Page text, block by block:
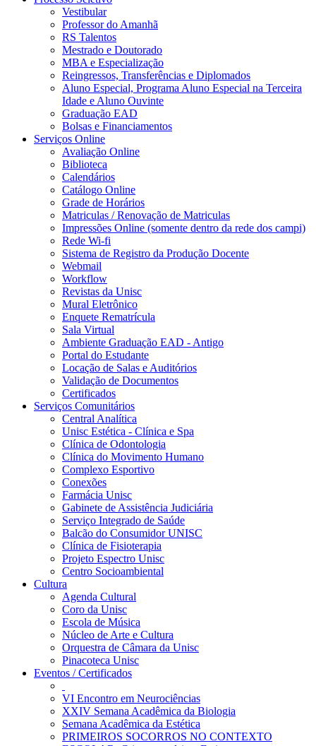
Vestibular
Professor do Amanhã
RS Talentos
Mestrado e Doutorado
MBA e Especialização
Reingressos, Transferências e Diplomados
Aluno Especial, Programa Aluno Especial na Terceira
Idade e Aluno Ouvinte
Graduação EAD
Bolsas e Financiamentos
Serviços Online
Avaliação Online
Biblioteca
Calendários
Catálogo Online
Grade de Horários
Matriculas / Renovação de Matriculas
Impressões Online (somente dentro da rede dos campi)
Rede Wi-fi
Sistema de Registro da Produção Docente
Webmail
Workflow
Revistas da Unisc
Mural Eletrônico
Enquete Rematrícula
Sala Virtual
Ambiente Graduação EAD - Antigo
Portal do Estudante
Locação de Salas e Auditórios
Validação de Documentos
Certificados
Serviços Comunitários
Central Analítica
Unisc Estética - Clínica e Spa
Clínica de Odontologia
Clínica do Movimento Humano
Complexo Esportivo
Conexões
Farmácia Unisc
Gabinete de Assistência Judiciária
Serviço Integrado de Saúde
Balcão do Consumidor UNISC
Clínica de Fisioterapia
Projeto Espectro Unisc
Centro Socioambiental
Cultura
Agenda Cultural
Coro da Unisc
Escola de Música
Núcleo de Arte e Cultura
Orquestra de Câmara da Unisc
Pinacoteca Unisc
Eventos / Certificados
VI Encontro em Neurociências
XXIV Semana Acadêmica da Biologia
Semana Acadêmica da Estética
PRIMEIROS SOCORROS NO CONTEXTO